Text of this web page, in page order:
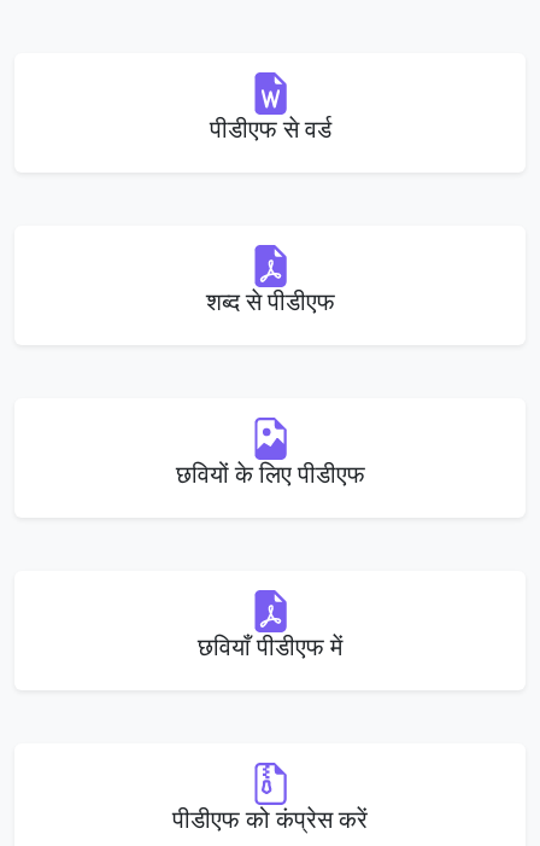
पीडीएफ से वर्ड
शब्द से पीडीएफ
छवियों के लिए पीडीएफ
छवियाँ पीडीएफ में
पीडीएफ को कंप्रेस करें